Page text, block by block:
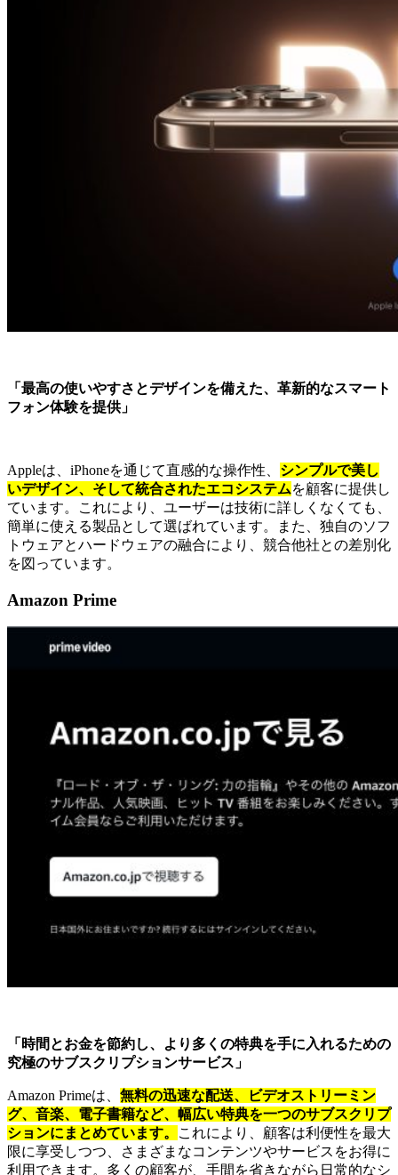
「最高の使いやすさとデザインを備えた、革新的なスマート
フォン体験を提供」
Appleは、iPhoneを通じて直感的な操作性、 シンプルで美し
いデザイン、そして統合されたエコシステムを顧客に提供し
ています。これにより、ユーザーは技術に詳しくなくても、
簡単に使える製品として選ばれています。また、独自のソフ
トウェアとハードウェアの融合により、競合他社との差別化
を図っています。
Amazon Prime
「時間とお金を節約し、より多くの特典を手に入れるための
究極のサブスクリプションサービス」
Amazon Primeは、 無料の迅速な配送、ビデオストリーミン
グ、音楽、電子書籍など、幅広い特典を一つのサブスクリプ
ションにまとめています。
これにより、顧客は利便性を最大
限に享受しつつ、さまざまなコンテンツやサービスをお得に
利用できます。多くの顧客が、手間を省きながら日常的なシ